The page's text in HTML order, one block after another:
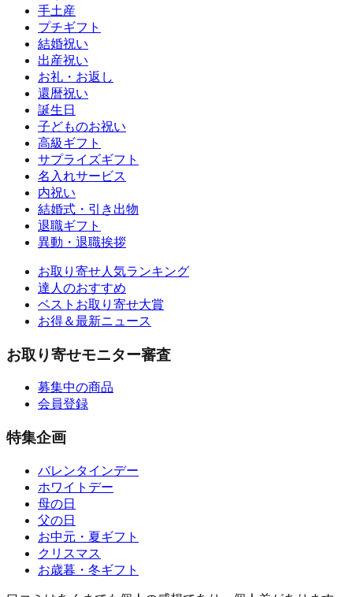
手土産
プチギフト
結婚祝い
出産祝い
お礼・お返し
還暦祝い
誕生日
子どものお祝い
高級ギフト
サプライズギフト
名入れサービス
内祝い
結婚式・引き出物
退職ギフト
異動・退職挨拶
お取り寄せ人気ランキング
達人のおすすめ
ベストお取り寄せ大賞
お得＆最新ニュース
お取り寄せモニター審査
募集中の商品
会員登録
特集企画
バレンタインデー
ホワイトデー
母の日
父の日
お中元・夏ギフト
クリスマス
お歳暮・冬ギフト